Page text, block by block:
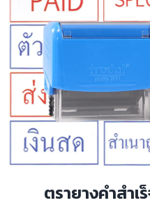
ตรายางคำสำเ